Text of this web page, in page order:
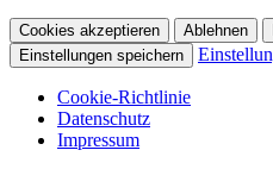
Cookies akzeptieren Ablehnen
Einstellungen speichern
Cookie-Richtlinie
Datenschutz
Impressum